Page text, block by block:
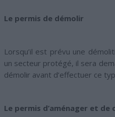
Le permis de démolir
Lorsqu’il est prévu une
un secteur protégé, il sera
démolir avant d’effectuer ce
Le permis d’aménager et de